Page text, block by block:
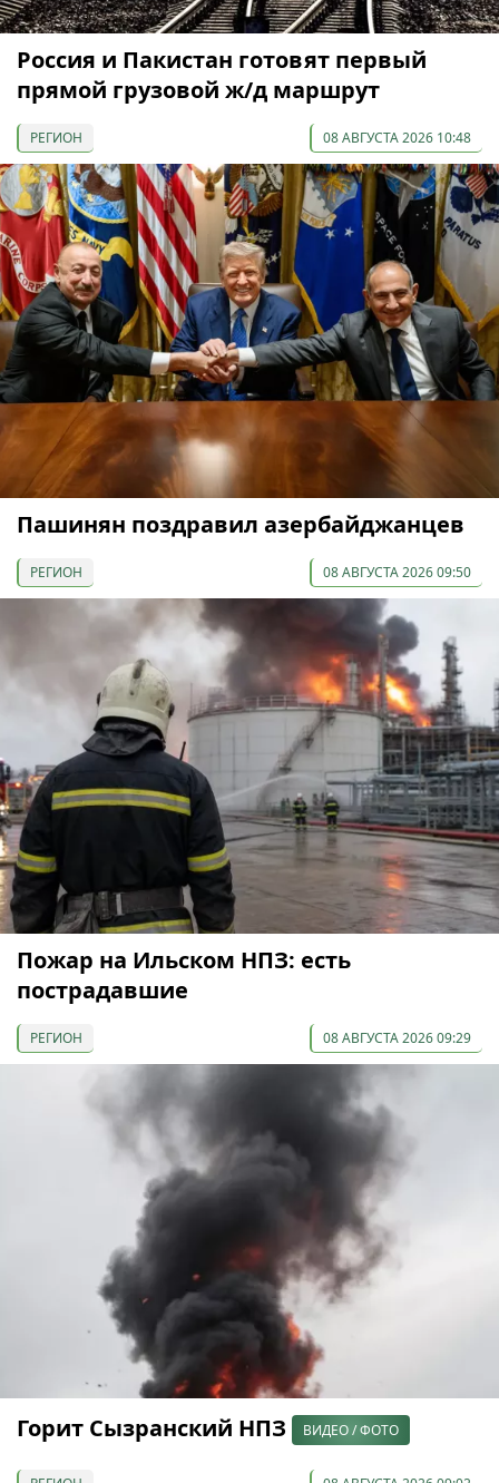
Россия и Пакистан готовят первый
прямой грузовой ж/д маршрут
РЕГИОН 08 АВГУСТА 2026 10:48
Пашинян поздравил азербайджанцев
РЕГИОН 08 АВГУСТА 2026 09:50
Пожар на Ильском НПЗ: есть
пострадавшие
РЕГИОН 08 АВГУСТА 2026 09:29
Горит Сызранский НПЗ ВИДЕО / ФОТО